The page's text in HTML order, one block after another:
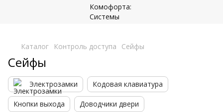
Каталог Контроль доступа Сейфы
Сейфы
Электрозамки Кодовая клавиатура
Кнопки выхода Доводчики двери